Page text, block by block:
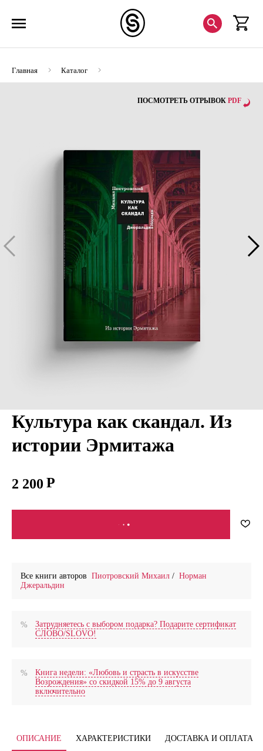
Главная
Каталог
Культура как скандал. Из истории Эрмитажа
ПОСМОТРЕТЬ ОТРЫВОК PDF
Культура как скандал. Из
истории Эрмитажа
2 200
В КОРЗИНУ
Все книги авторов Пиотровский Михаил / Норман
Джеральдин
Затрудняетесь с выбором подарка? Подарите сертификат
СЛОВО/SLOVO!
Книга недели: «Любовь и страсть в искусстве
Возрождения» со скидкой 15% до 9 августа
включительно
ОПИСАНИЕ ХАРАКТЕРИСТИКИ ДОСТАВКА И ОПЛАТА